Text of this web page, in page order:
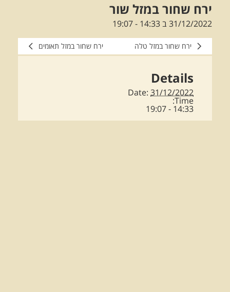
ירח שחור במזל שור
31/12/2022 ב 14:33 -
19:07
ירח שחור במזל טלה ירח שחור במזל תאומים
Details
Date: 31/12/2022
Time:
14:33 - 19:07